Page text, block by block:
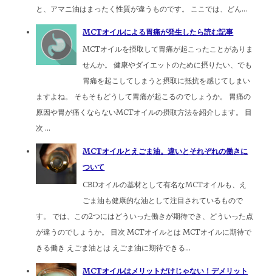
と、アマニ油はまったく性質が違うものです。 ここでは、どん...
MCTオイルによる胃痛が発生したら読む記事
MCTオイルを摂取して胃痛が起こったことがありま
せんか。 健康やダイエットのために摂りたい、でも
胃痛を起こしてしまうと摂取に抵抗を感じてしまい
ますよね。 そもそもどうして胃痛が起こるのでしょうか。 胃痛の
原因や胃が痛くならないMCTオイルの摂取方法を紹介します。 目
次 ...
MCTオイルとえごま油。違いとそれぞれの働きに
ついて
CBDオイルの基材として有名なMCTオイルも、え
ごま油も健康的な油として注目されているもので
す。 では、この2つにはどういった働きが期待でき、どういった点
が違うのでしょうか。 目次 MCTオイルとは MCTオイルに期待で
きる働き えごま油とは えごま油に期待できる...
MCTオイルはメリットだけじゃない！デメリット